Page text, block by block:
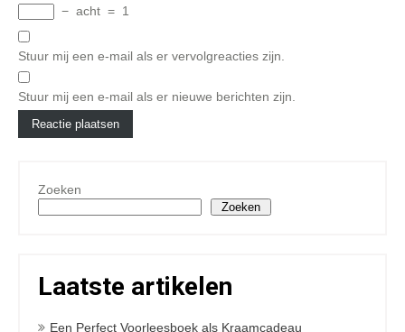
− acht = 1
Stuur mij een e-mail als er vervolgreacties zijn.
Stuur mij een e-mail als er nieuwe berichten zijn.
Zoeken
Zoeken
Laatste artikelen
Een Perfect Voorleesboek als Kraamcadeau